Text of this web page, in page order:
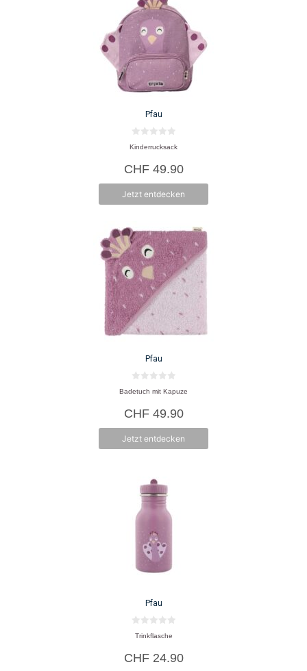
Pfau
0
v
n
5
Kinderrucksack
CHF49.90
Jetzt entdecken
Pfau
0
v
n
5
Badetuch mit Kapuze
CHF49.90
Jetzt entdecken
Pfau
0
n
5
Trinkflasche
CHF24.90